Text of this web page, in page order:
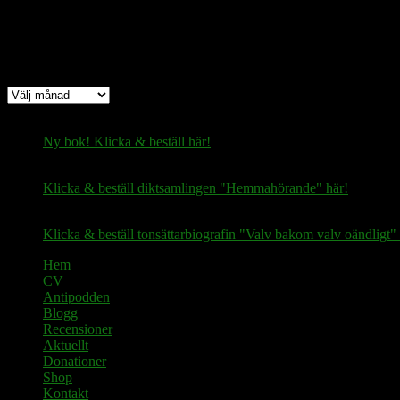
Arkiv
Ny bok! Klicka & beställ här!
Klicka & beställ diktsamlingen "Hemmahörande" här!
Klicka & beställ tonsättarbiografin "Valv bakom valv oändligt"
Hem
CV
Antipodden
Blogg
Recensioner
Aktuellt
Donationer
Shop
Kontakt